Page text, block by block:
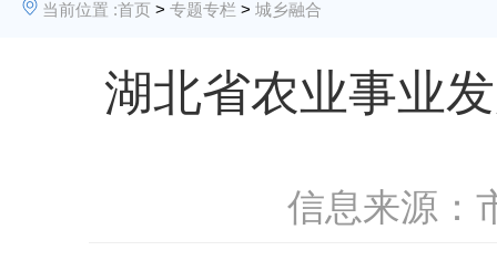
当前位置 :首页 > 专题专栏 > 城乡融合
湖北省农业事业
信息来源：